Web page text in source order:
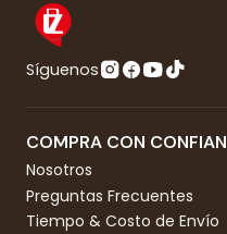
Síguenos
COMPRA CON
Nosotros
Preguntas Frecuentes
Tiempo & Costo de Envío